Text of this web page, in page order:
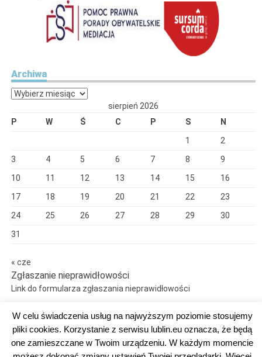
Archiwa
Archiwa
sierpień 2026
P
W Ś C P S
N
1
2
3
4 5 6 7 8
9
10
11 12 13 14 15
16
17
18 19 20 21 22
23
24
25 26 27 28 29
30
31
« cze
Zgłaszanie nieprawidłowości
Link do formularza zgłaszania nieprawidłowości
Dumnie wspierane przez WordPress
W celu świadczenia usług na najwyższym poziomie stosujemy
pliki cookies. Korzystanie z serwisu lublin.eu oznacza, że będą
one zamieszczane w Twoim urządzeniu. W każdym momencie